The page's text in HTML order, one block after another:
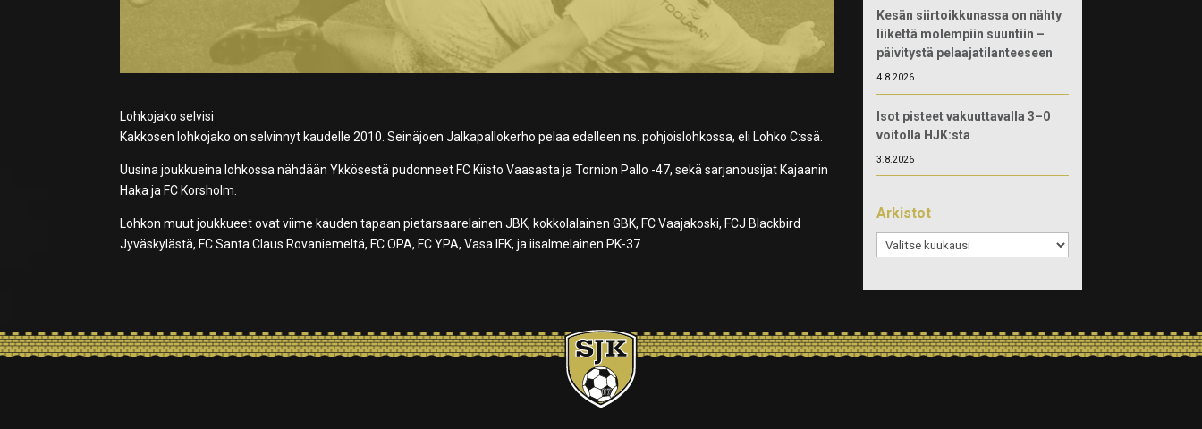
Lohkojako selvisi
Kakkosen lohkojako on selvinnyt kaudelle 2010. Seinäjoen Jalkapallokerho pelaa edelleen ns. pohjoislohkossa, eli Lohko C:ssä.
Uusina joukkueina lohkossa nähdään Ykkösestä pudonneet FC Kiisto Vaasasta ja Tornion Pallo -47, sekä sarjanousijat Kajaanin
Haka ja FC Korsholm.
Lohkon muut joukkueet ovat viime kauden tapaan pietarsaarelainen JBK, kokkolalainen GBK, FC Vaajakoski, FCJ Blackbird
Jyväskylästä, FC Santa Claus Rovaniemeltä, FC OPA, FC YPA, Vasa IFK, ja iisalmelainen PK-37.
Kesän siirtoikkunassa on nähty
liikettä molempiin suuntiin –
päivitystä pelaajatilanteeseen
4.8.2026
Isot pisteet vakuuttavalla 3–0
voitolla HJK:sta
3.8.2026
Arkistot
Arkistot